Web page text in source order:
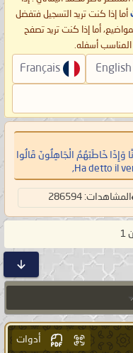
أما إذا كنت تريد التسجيل فتفضل
أما إذا كنت تريد تصفح
المناسب أسفله.
English
Français
خَاطَبَهُمُ الْجَاهِلُونَ قَالُوا
المشاهدات: 286594
أدوات